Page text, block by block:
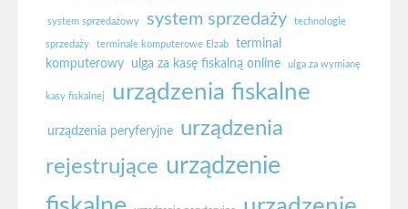
system sprzedażowy system sprzedaży technologie
sprzedaży terminale komputerowe Elzab
terminal
komputerowy
ulga za kasę fiskalną online ulga za wymianę
kasy fiskalnej urządzenia fiskalne
urządzenia peryferyjne
urządzenia
rejestrujące urządzenie